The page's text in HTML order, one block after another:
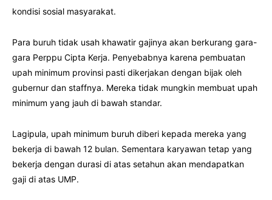
kondisi sosial masyarakat.
Para buruh tidak usah khawatir gajinya akan berkurang gara-
gara Perppu Cipta Kerja. Penyebabnya karena pembuatan
upah minimum provinsi pasti dikerjakan dengan bijak oleh
gubernur dan staffnya. Mereka tidak mungkin membuat upah
minimum yang jauh di bawah standar.
Lagipula, upah minimum buruh diberi kepada mereka yang
bekerja di bawah 12 bulan. Sementara karyawan tetap yang
bekerja dengan durasi di atas setahun akan mendapatkan
gaji di atas UMP.